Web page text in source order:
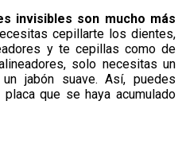
invisibles son mucho más
cepillarte los dientes,
y te cepillas como de
solo necesitas un
jabón suave. Así, puedes
que se haya acumulado